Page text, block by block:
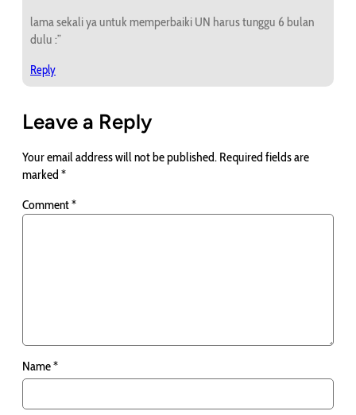
lama sekali ya untuk memperbaiki UN harus tunggu 6 bulan
dulu :”
Reply
Leave a Reply
Your email address will not be published. Required fields are
marked *
Comment*
Name*